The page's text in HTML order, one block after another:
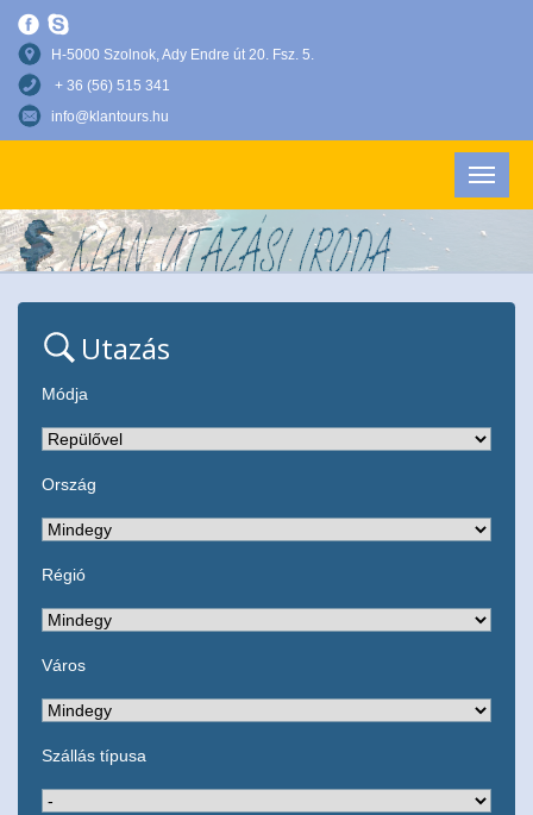
H-5000 Szolnok, Ady Endre út 20. Fsz. 5.
+ 36 (56) 515 341
info@klantours.hu
Utazás
Módja
Ország
Régió
Város
Szállás típusa